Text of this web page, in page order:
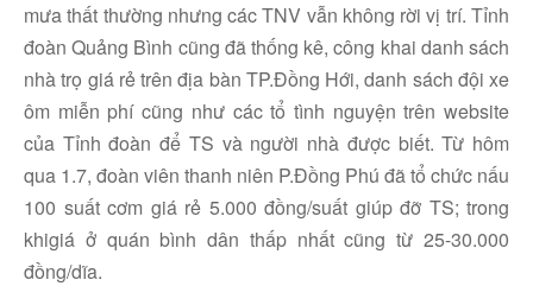
mưa thất thường nhưng các TNV vẫn không rời vị trí. Tỉnh
đoàn Quảng Bình cũng đã thống kê, công khai danh sách
nhà trọ giá rẻ trên địa bàn TP.Đồng Hới, danh sách đội xe
ôm miễn phí cũng như các tổ tình nguyện trên website
của Tỉnh đoàn để TS và người nhà được biết. Từ hôm
qua 1.7, đoàn viên thanh niên P.Đồng Phú đã tổ chức nấu
100 suất cơm giá rẻ 5.000 đồng/suất giúp đỡ TS; trong
khigiá ở quán bình dân thấp nhất cũng từ 25-30.000
đồng/dĩa.